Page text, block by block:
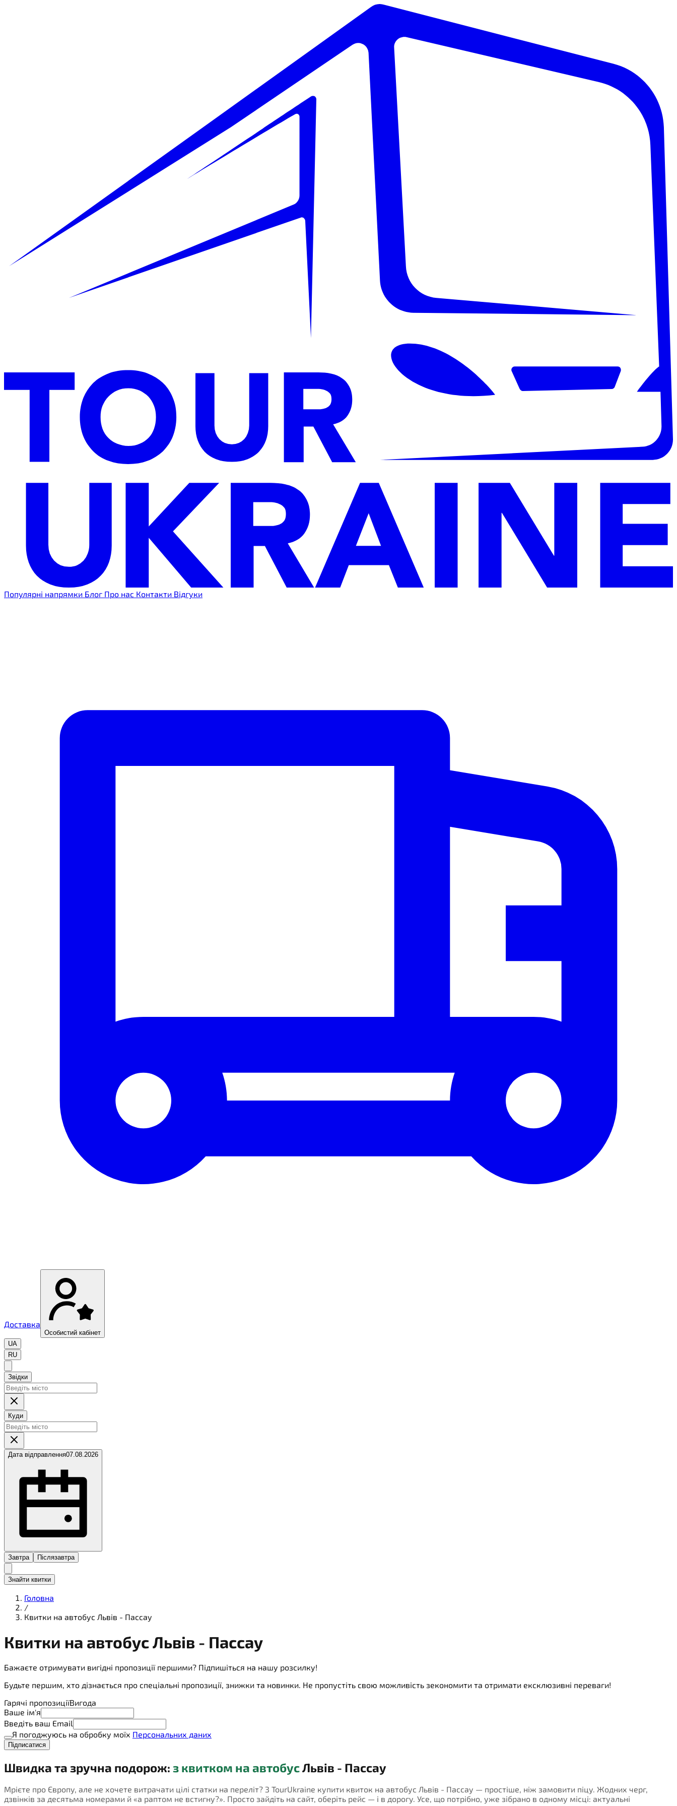
Популярні напрямки Блог Про нас Контакти Відгуки
Доставка
Особистий кабінет
UA
RU
Звідки
Куди
Дата відправлення07.08.2026
Завтра Післязавтра
Знайти квитки
Головна
/
Квитки на автобус Львів - Пассау
Квитки на автобусЛьвів - Пассау
Бажаєте отримувати вигідні пропозиції першими? Підпишіться на нашу розсилку!
Будьте першим, хто дізнається про спеціальні пропозиції, знижки та новинки. Не пропустіть свою можливість зекономити та отримати ексклюзивні переваги!
Гарячі пропозиціїВигода
Ваше ім'я
Введіть ваш Email
Я погоджуюсь на обробку моїх Персональних даних
Підписатися
Швидка та зручна подорож: з квитком на автобусЛьвів - Пассау
Мрієте про Європу, але не хочете витрачати цілі статки на переліт? З TourUkraine купити квиток на автобус Львів - Пассау — простіше, ніж замовити піцу. Жодних черг,
дзвінків за десятьма номерами й «а раптом не встигну?». Просто зайдіть на сайт, оберіть рейс — і в дорогу. Усе, що потрібно, уже зібрано в одному місці: актуальні